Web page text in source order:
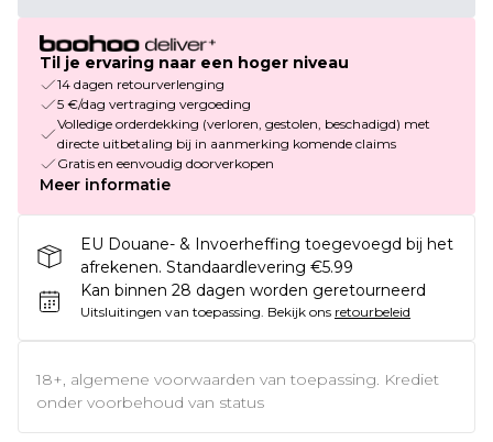
Til je ervaring naar een hoger niveau
14 dagen retourverlenging
5 €/dag vertraging vergoeding
Volledige orderdekking (verloren, gestolen, beschadigd) met
directe uitbetaling bij in aanmerking komende claims
Gratis en eenvoudig doorverkopen
Meer informatie
EU Douane- & Invoerheffing toegevoegd bij het
afrekenen. Standaardlevering €5.99
Kan binnen 28 dagen worden geretourneerd
Uitsluitingen van toepassing. Bekijk ons retourbeleid
18+, algemene voorwaarden van toepassing. Krediet
onder voorbehoud van status